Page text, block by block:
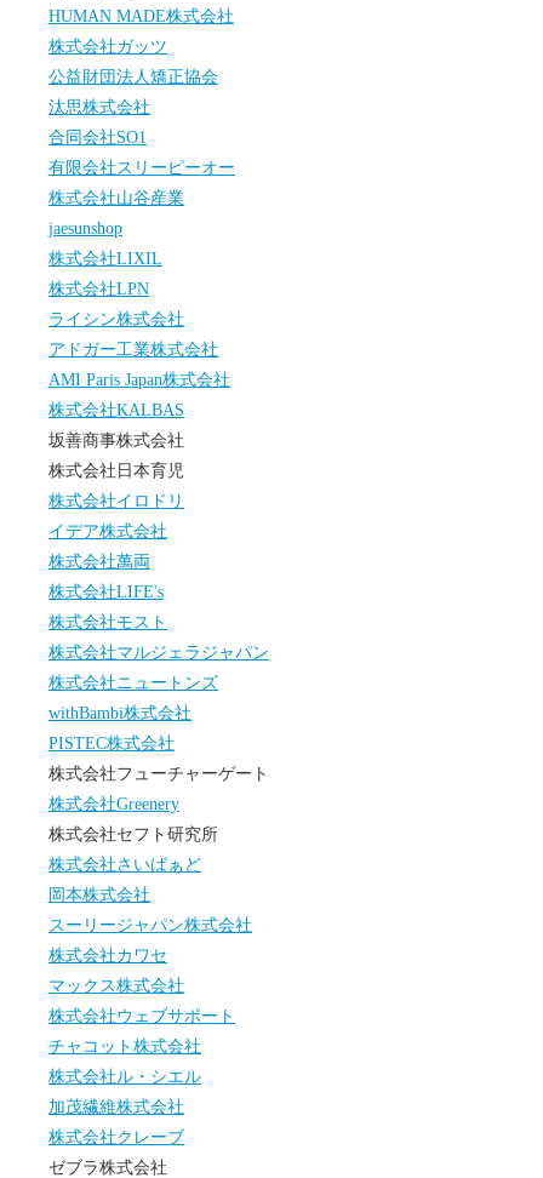
HUMAN MADE株式会社
株式会社ガッツ
公益財団法人矯正協会
汰思株式会社
合同会社SO1
有限会社スリーピーオー
株式会社山谷産業
jaesunshop
株式会社LIXIL
株式会社LPN
ライシン株式会社
アドガー工業株式会社
AMI Paris Japan株式会社
株式会社KALBAS
坂善商事株式会社
株式会社日本育児
株式会社イロドリ
イデア株式会社
株式会社萬両
株式会社LIFE's
株式会社モスト
株式会社マルジェラジャパン
株式会社ニュートンズ
withBambi株式会社
PISTEC株式会社
株式会社フューチャーゲート
株式会社Greenery
株式会社セフト研究所
株式会社さいばぁど
岡本株式会社
スーリージャパン株式会社
株式会社カワセ
マックス株式会社
株式会社ウェブサポート
チャコット株式会社
株式会社ル・シエル
加茂繊維株式会社
株式会社クレーブ
ゼブラ株式会社